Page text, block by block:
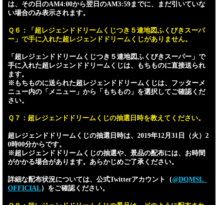
は、その日のAM4:00から翌日のAM3:59までに、まだ引いていな
い場合のみ表示されます。
Ｑ６：「超レジェンドドリームくじつき５連地図ふくびきスーパ
ー」で手に入れた超レジェンドドリームくじがありません。
「超レジェンドドリームくじつき５連地図ふくびきスーパー」で
手に入れた超レジェンドドリームくじは、もちものに直接送られ
ます。
※もちものに送られた超レジェンドドリームくじは、フッターメ
ニュー内の「メニュー」から「もちもの」を選択してご確認くだ
さい。
Ｑ７：超レジェンドドリームくじの抽選日時を教えてください。
超レジェンドドリームくじの抽選日時は、2019年12月31日（火）2
0時00分からです。
※超レジェンドドリームくじの抽選や、景品の配布には、お時間
がかかる場合があります。あらかじめご了承ください。
詳細な配布状況については、公式Twitterアカウント（@DQMSL_
OFFICIAL）をご確認ください。